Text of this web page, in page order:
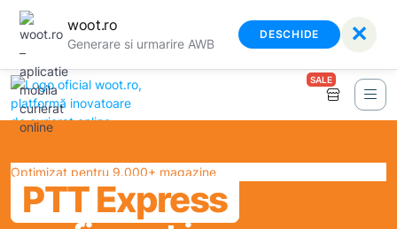
woot.ro
Generare si urmarire AWB
DESCHIDE ✕
SALE
Optimizat pentru 9.000+ magazine
PTT Express